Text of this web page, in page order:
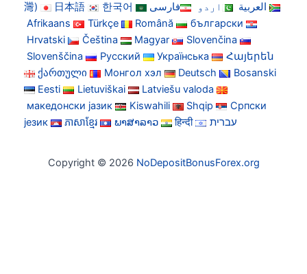
灣)
日本語 한국어 العربية اردو
فارسی
Afrikaans
Türkçe Română
български
Hrvatski
Čeština Magyar
Slovenčina
Slovenščina
Русский Українська
Հայերեն
ქართული
Монгол хэл Deutsch
Bosanski
Eesti
Lietuviškai
Latviešu valoda
македонски јазик
Kiswahili Shqip
Српски
језик
ភាសាខ្មែរ ພາສາລາວ हिन्दी עברית
Copyright © 2026 NoDepositBonusForex.org